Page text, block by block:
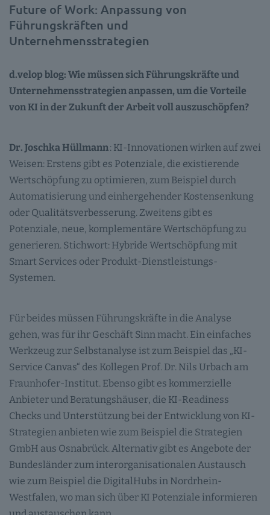
Future of Work: Anpassung von
Führungskräften und
Unternehmensstrategien
d.velop blog: Wie müssen sich Führungskräfte und
Unternehmensstrategien anpassen, um die Vorteile
von KI in der Zukunft der Arbeit voll auszuschöpfen?
Dr. Joschka Hüllmann: KI-Innovationen wirken auf zwei
Weisen: Erstens gibt es Potenziale, die existierende
Wertschöpfung zu optimieren, zum Beispiel durch
Automatisierung und einhergehender Kostensenkung
oder Qualitätsverbesserung. Zweitens gibt es
Potenziale, neue, komplementäre Wertschöpfung zu
generieren. Stichwort: Hybride Wertschöpfung mit
Smart Services oder Produkt-Dienstleistungs-
Systemen.
Für beides müssen Führungskräfte in die Analyse
gehen, was für ihr Geschäft Sinn macht. Ein einfaches
Werkzeug zur Selbstanalyse ist zum Beispiel das „KI-
Service Canvas“ des Kollegen Prof. Dr. Nils Urbach am
Fraunhofer-Institut. Ebenso gibt es kommerzielle
Anbieter und Beratungshäuser, die KI-Readiness
Checks und Unterstützung bei der Entwicklung von KI-
Strategien anbieten wie zum Beispiel die Strategien
GmbH aus Osnabrück. Alternativ gibt es Angebote der
Bundesländer zum interorganisationalen Austausch
wie zum Beispiel die DigitalHubs in Nordrhein-
Westfalen, wo man sich über KI Potenziale informieren